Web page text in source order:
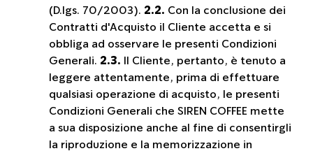
(D.lgs. 70/2003). 2.2. Con la conclusione dei
Contratti d'Acquisto il Cliente accetta e si
obbliga ad osservare le presenti Condizioni
Generali. 2.3. Il Cliente, pertanto, è tenuto a
leggere attentamente, prima di effettuare
qualsiasi operazione di acquisto, le presenti
Condizioni Generali che SIREN COFFEE mette
a sua disposizione anche al fine di consentirgli
la riproduzione e la memorizzazione in